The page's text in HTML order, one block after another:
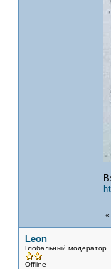
«
Leon
Глобальный модератор
Offline